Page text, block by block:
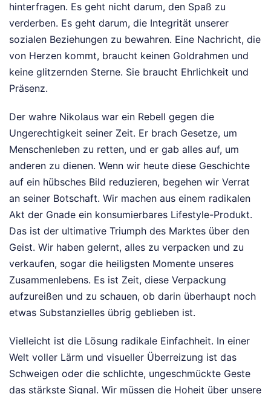
hinterfragen. Es geht nicht darum, den Spaß zu
verderben. Es geht darum, die Integrität unserer
sozialen Beziehungen zu bewahren. Eine Nachricht, die
von Herzen kommt, braucht keinen Goldrahmen und
keine glitzernden Sterne. Sie braucht Ehrlichkeit und
Präsenz.
Der wahre Nikolaus war ein Rebell gegen die
Ungerechtigkeit seiner Zeit. Er brach Gesetze, um
Menschenleben zu retten, und er gab alles auf, um
anderen zu dienen. Wenn wir heute diese Geschichte
auf ein hübsches Bild reduzieren, begehen wir Verrat
an seiner Botschaft. Wir machen aus einem radikalen
Akt der Gnade ein konsumierbares Lifestyle-Produkt.
Das ist der ultimative Triumph des Marktes über den
Geist. Wir haben gelernt, alles zu verpacken und zu
verkaufen, sogar die heiligsten Momente unseres
Zusammenlebens. Es ist Zeit, diese Verpackung
aufzureißen und zu schauen, ob darin überhaupt noch
etwas Substanzielles übrig geblieben ist.
Vielleicht ist die Lösung radikale Einfachheit. In einer
Welt voller Lärm und visueller Überreizung ist das
Schweigen oder die schlichte, ungeschmückte Geste
das stärkste Signal. Wir müssen die Hoheit über unsere